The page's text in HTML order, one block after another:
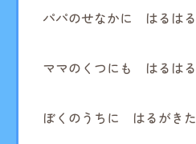
パパのせなかに はるはる
ママのくつにも はるはる
ぼくのうちに はるがきた